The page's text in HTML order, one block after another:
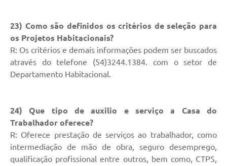
23) Como são definidos os critérios de seleção para
os Projetos Habitacionais?
R: Os critérios e demais informações podem ser buscados
através do telefone (54)3244.1384. com o setor de
Departamento Habitacional.
24) Que tipo de auxilio e serviço a Casa do
Trabalhador oferece?
R: Oferece prestação de serviços ao trabalhador, como
intermediação de mão de obra, seguro desemprego,
qualificação profissional entre outros, bem como, CTPS,